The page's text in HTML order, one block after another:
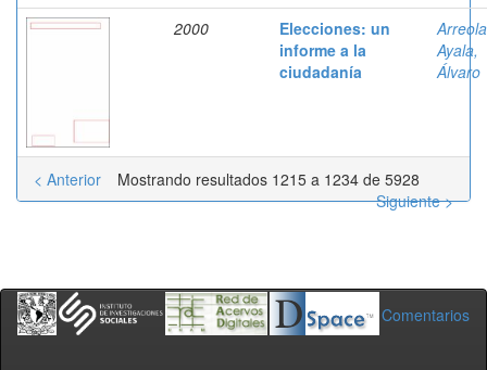
2000
Elecciones: un
informe a la
ciudadanía
Arreola
Ayala,
Álvaro
Mostrando resultados 1215 a 1234 de 5928
< Anterior
Siguiente >
Comentarios